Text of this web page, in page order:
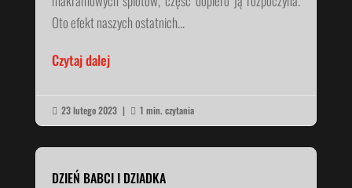
Oto efekt naszych ostatnich...
Czytaj dalej
 23 lutego 2023 |  1 min. czytania
DZIEŃ BABCI I DZIADKA